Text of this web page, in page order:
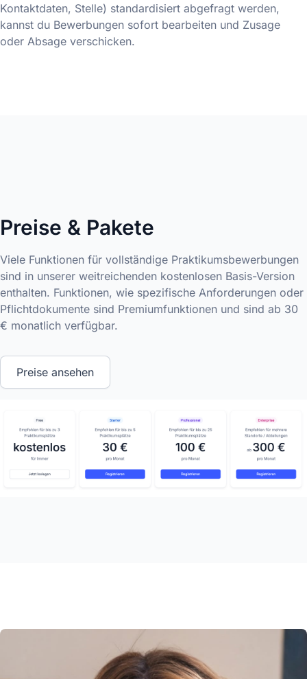
Kontaktdaten, Stelle) standardisiert abgefragt werden,
kannst du Bewerbungen sofort bearbeiten und Zusage
oder Absage verschicken.
Preise & Pakete
Viele Funktionen für vollständige Praktikumsbewerbungen
sind in unserer weitreichenden kostenlosen Basis-Version
enthalten. Funktionen, wie spezifische Anforderungen oder
Pflichtdokumente sind Premiumfunktionen und sind ab 30
€ monatlich verfügbar.
Preise ansehen